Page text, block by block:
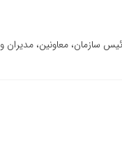
سازمان، معاونین، مدیران و